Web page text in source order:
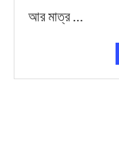
আর মাত্র …